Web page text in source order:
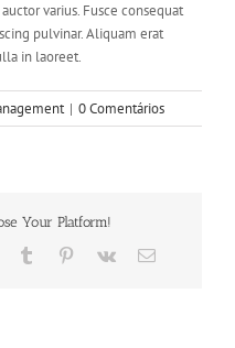
varius. Fusce consequat
pulvinar. Aliquam erat
in laoreet.
| 0 Comentários
Your Platform!
Tumblr Pinterest
Vk
E-